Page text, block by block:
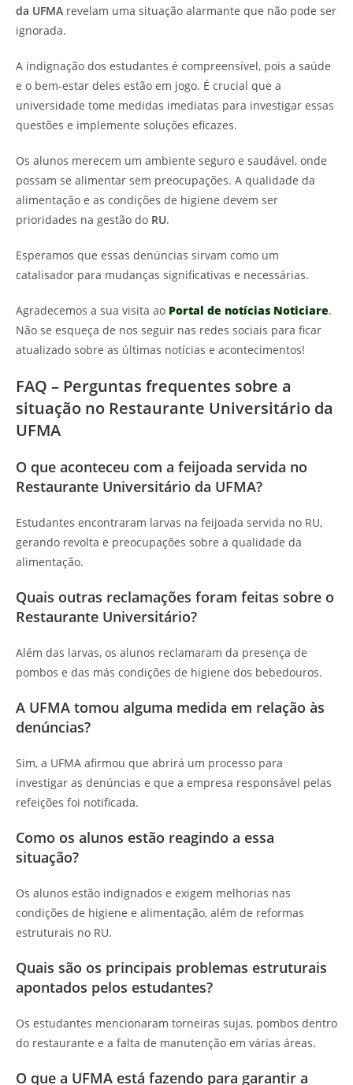
da UFMA revelam uma situação alarmante que não pode ser
ignorada.
A indignação dos estudantes é compreensível, pois a saúde
e o bem-estar deles estão em jogo. É crucial que a
universidade tome medidas imediatas para investigar essas
questões e implemente soluções eficazes.
Os alunos merecem um ambiente seguro e saudável, onde
possam se alimentar sem preocupações. A qualidade da
alimentação e as condições de higiene devem ser
prioridades na gestão do RU.
Esperamos que essas denúncias sirvam como um
catalisador para mudanças significativas e necessárias.
Agradecemos a sua visita ao Portal de notícias Noticiare.
Não se esqueça de nos seguir nas redes sociais para ficar
atualizado sobre as últimas notícias e acontecimentos!
FAQ – Perguntas frequentes sobre a
situação no Restaurante Universitário da
UFMA
O que aconteceu com a feijoada servida no
Restaurante Universitário da UFMA?
Estudantes encontraram larvas na feijoada servida no RU,
gerando revolta e preocupações sobre a qualidade da
alimentação.
Quais outras reclamações foram feitas sobre o
Restaurante Universitário?
Além das larvas, os alunos reclamaram da presença de
pombos e das más condições de higiene dos bebedouros.
A UFMA tomou alguma medida em relação às
denúncias?
Sim, a UFMA afirmou que abrirá um processo para
investigar as denúncias e que a empresa responsável pelas
refeições foi notificada.
Como os alunos estão reagindo a essa
situação?
Os alunos estão indignados e exigem melhorias nas
condições de higiene e alimentação, além de reformas
estruturais no RU.
Quais são os principais problemas estruturais
apontados pelos estudantes?
Os estudantes mencionaram torneiras sujas, pombos dentro
do restaurante e a falta de manutenção em várias áreas.
O que a UFMA está fazendo para garantir a